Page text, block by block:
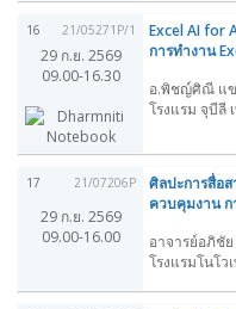
16 21/05271P/1
29 ก.ย. 2569
09.00-16.30
Excel AI for
การทำงาน
อ.พิชญ์ศิณี แ
โรงแรม จุบีลี
17 21/07206P
29 ก.ย. 2569
09.00-16.00
ศิลปะการสื่อส
ควบคุมงาน
อาจารย์อภิชั
โรงแรมโนโว